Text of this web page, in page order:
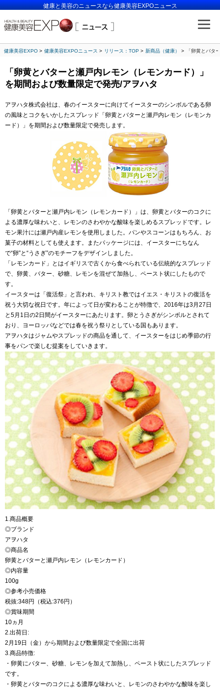
健康と美容のニュースなら健康美容EXPOニュース
健康美容EXPO 健康美容EXPOニュース リリース：TOP 新商品（健康） 「卵黄とバタ
「卵黄とバターと瀬戸内レモン（レモンカード）」
を期間および数量限定で発売/アヲハタ
アヲハタ株式会社は、春のイースターに向けてイースターのシンボルである卵
の風味とコクをいかしたスプレッド「卵黄とバターと瀬戸内レモン（レモンカ
ード）」を期間および数量限定で発売します。
「卵黄とバターと瀬戸内レモン（レモンカード）」は、卵黄とバターのコクに
よる濃厚な味わいと、レモンのさわやかな酸味を楽しめるスプレッドです。レ
モン果汁には瀬戸内産レモンを使用しました。パンやスコーンはもちろん、お
菓子の材料としても使えます。またパッケージには、イースターにちなん
で“卵”と“うさぎ”のモチーフをデザインしました。
「レモンカード」とはイギリスで古くから食べられている伝統的なスプレッド
で、卵黄、バター、砂糖、レモンを混ぜて加熱し、ペースト状にしたもので
す。
イースターは「復活祭」と言われ、キリスト教ではイエス・キリストの復活を
祝う大切な祝日です。年によって日が変わることが特徴で、2016年は3月27日
と5月1日の2日間がイースターにあたります。卵とうさぎがシンボルとされて
おり、ヨーロッパなどでは春を祝う祭りとしている国もあります。
アヲハタはジャムやスプレッドの商品を通して、イースターをはじめ季節の行
事をパンで楽しむ提案をしていきます。
1.商品概要
◎ブランド
アヲハタ
◎商品名
卵黄とバターと瀬戸内レモン（レモンカード）
◎内容量
100g
◎参考小売価格
税抜:348円（税込:376円）
◎賞味期間
10ヵ月
2.出荷日:
2月19日（金）から期間および数量限定で全国に出荷
3.商品特徴:
・卵黄にバター、砂糖、レモンを加えて加熱し、ペースト状にしたスプレッド
です。
・卵黄とバターのコクによる濃厚な味わいと、レモンのさわやかな酸味を楽し